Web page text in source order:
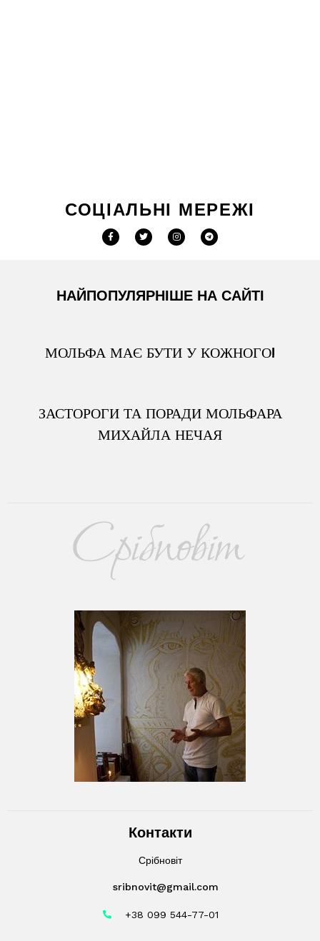
СОЦІАЛЬНІ МЕРЕЖІ
НАЙПОПУЛЯРНІШЕ НА САЙТІ
МОЛЬФА МАЄ БУТИ У КОЖНОГО!
ЗАСТОРОГИ ТА ПОРАДИ МОЛЬФАРА
МИХАЙЛА НЕЧАЯ
Контакти
Срібновіт
sribnovit@gmail.com
+38 099 544-77-01